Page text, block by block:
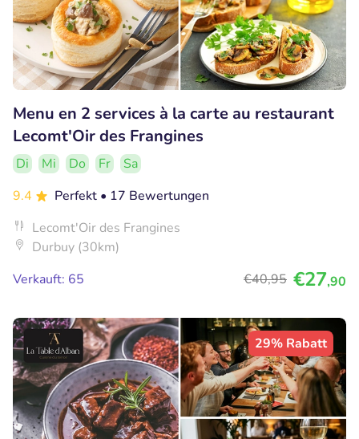
Menu en 2 services à la carte au restaurant
Lecomt'Oir des Frangines
Di Mi Do Fr
Sa
9.4
Perfekt • 17 Bewertungen
Lecomt'Oir des Frangines
Durbuy (30km)
Verkauft: 65
€40,95 €27,90
29% Rabatt